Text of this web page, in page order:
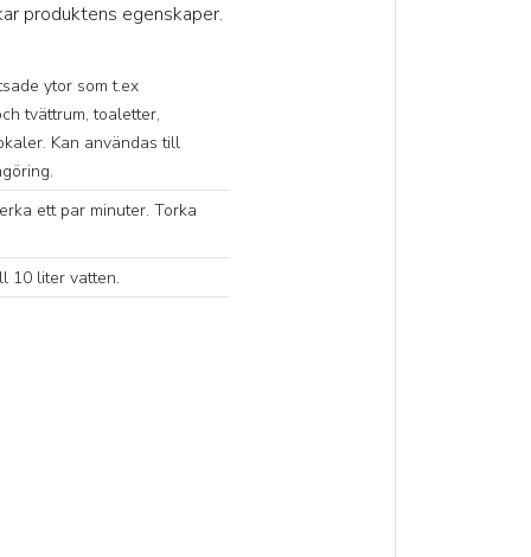
produktens egenskaper.
ytor som t.ex
tvättrum, toaletter,
Kan användas till
ett par minuter. Torka
10 liter vatten.